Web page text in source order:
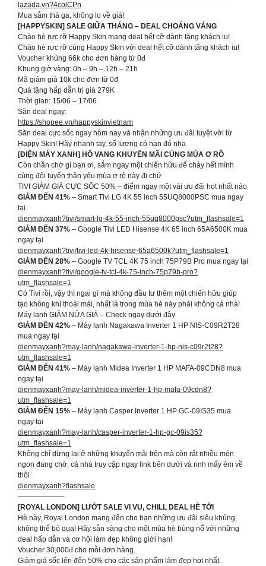
lazada.vn?4colCPn
Mua sắm thả ga, không lo về giá!
[HAPPYSKIN] SALE GIỮA THÁNG – DEAL CHOÁNG VÁNG
Chào hè rực rỡ Happy Skin mang deal hết cỡ dành tặng khách iu!
Chào hè rực rỡ cùng Happy Skin với deal hết cỡ dành tặng khách iu!
Voucher khủng 66k cho đơn hàng từ 0đ
Khung giờ vàng: 0h – 9h – 12h – 21h
Mã giảm giá 10k cho đơn từ 0đ
Quà tặng hấp dẫn trị giá 279K
Thời gian: 15/06 – 17/06
Săn deal ngay:
https://shopee.vn/happyskinvietnam
Săn deal cực sốc ngay hôm nay và nhận những ưu đãi tuyệt vời từ
Happy Skin! Hãy nhanh tay, số lượng có hạn đó nha
[ĐIỆN MÁY XANH] HÔ VANG KHUYẾN MÃI CÙNG MÙA Ơ RÔ
Còn chần chờ gì bạn ơi, sắm ngay một chiến hữu để cháy hết mình
cùng đội tuyển thân yêu mùa ơ rô này đi chứ
TIVI GIẢM GIÁ CỰC SỐC 50% – điểm ngay một vài ưu đãi hot nhất nào
GIẢM ĐẾN 41% – Smart Tivi LG 4K 55 inch 55UQ8000PSC mua ngay
tại
dienmayxanh?tivi/smart-lg-4k-55-inch-55uq8000psc?utm_flashsale=1
GIẢM ĐẾN 37% – Google Tivi LED Hisense 4K 65 inch 65A6500K mua
ngay tại
dienmayxanh?tivi/tivi-led-4k-hisense-65a6500k?utm_flashsale=1
GIẢM ĐẾN 28% – Google TV TCL 4K 75 inch 75P79B Pro mua ngay tại
dienmayxanh?tivi/google-tv-tcl-4k-75-inch-75p79b-pro?
utm_flashsale=1
Có Tivi rồi, vậy thì ngại gì mà không đầu tư thêm một chiến hữu giúp
tạo không khí thoải mái, nhất là trong mùa hè này phải không cả nhà!
Máy lạnh GIẢM NỬA GIÁ – Check ngay dưới đây
GIẢM ĐẾN 42% – Máy lạnh Nagakawa Inverter 1 HP NIS-C09R2T28
mua ngay tại
dienmayxanh?may-lanh/nagakawa-inverter-1-hp-nis-c09r2t28?
utm_flashsale=1
GIẢM ĐẾN 41% – Máy lạnh Midea Inverter 1 HP MAFA-09CDN8 mua
ngay tại
dienmayxanh?may-lanh/midea-inverter-1-hp-mafa-09cdn8?
utm_flashsale=1
GIẢM ĐẾN 15% – Máy lạnh Casper Inverter 1 HP GC-09IS35 mua
ngay tại
dienmayxanh?may-lanh/casper-inverter-1-hp-gc-09is35?
utm_flashsale=1
Không chỉ dừng lại ở những khuyến mãi trên mà còn rất nhiều món
ngon đang chờ, cả nhà truy cập ngay link bên dưới và rinh mấy ẻm về
thôi
dienmayxanh?flashsale
——————–
[ROYAL LONDON] LƯỚT SALE VI VU, CHILL DEAL HÈ TỚI
Hè này, Royal London mang đến cho bạn những ưu đãi siêu khủng,
không thể bỏ qua! Hãy sẵn sàng cho một mùa hè bùng nổ với những
deal hấp dẫn và cơ hội làm đẹp không giới hạn!
Voucher 30,000đ cho mỗi đơn hàng.
Giảm giá sốc lên đến 50% cho các sản phẩm làm đẹp hot nhất.